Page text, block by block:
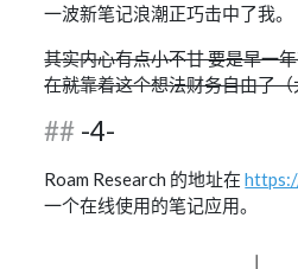
一波新笔记浪潮正巧击中了我。
其实内心有点小不甘 要是早一
在就靠着这个想法财务自由了
-4-
Roam Research 的地址在
一个在线使用的笔记应用。